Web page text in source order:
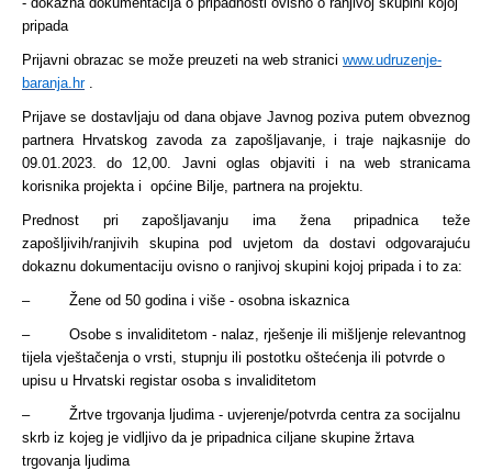
pripada
Prijavni obrazac se može preuzeti na web stranici www.udruzenje-
baranja.hr.
Prijave se dostavljaju od dana objave Javnog poziva putem obveznog
partnera Hrvatskog zavoda za zapošljavanje, i traje najkasnije do
09.01.2023. do 12,00. Javni oglas objaviti i na web stranicama
korisnika projekta i općine Bilje, partnera na projektu.
Prednost pri zapošljavanju ima žena pripadnica teže
zapošljivih/ranjivih skupina pod uvjetom da dostavi odgovarajuću
dokaznu dokumentaciju ovisno o ranjivoj skupini kojoj pripada i to za:
– Žene od 50 godina i više - osobna iskaznica
– Osobe s invaliditetom - nalaz, rješenje ili mišljenje relevantnog
tijela vještačenja o vrsti, stupnju ili postotku oštećenja ili potvrde o
upisu u Hrvatski registar osoba s invaliditetom
– Žrtve trgovanja ljudima - uvjerenje/potvrda centra za socijalnu
skrb iz kojeg je vidljivo da je pripadnica ciljane skupine žrtava
trgovanja ljudima